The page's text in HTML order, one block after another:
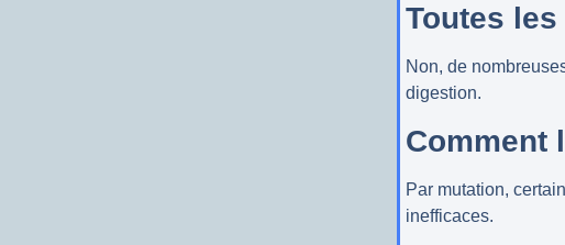
Toutes
Non, de
digestion.
Comment
Par mutation,
inefficaces.